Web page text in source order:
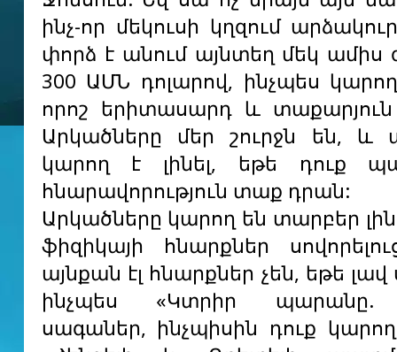
ինչ-որ մեկուսի կղզում
փորձ է անում այնտեղ մեկ ամիս
300 ԱՄՆ դոլարով, ինչպես
որոշ երիտասարդ և
Արկածները մեր շուրջն են, և
կարող է լինել, եթե դուք
հնարավորություն տաք դրան:
Արկածները կարող են տարբեր
ֆիզիկայի հնարքներ
այնքան էլ հնարքներ չեն, եթե լավ
ինչպես «Կտրիր պարանը.
սագաներ, ինչպիսին դուք